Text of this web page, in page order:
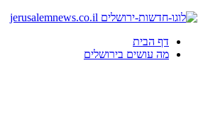
דף הבית
מה עושים בירושלים